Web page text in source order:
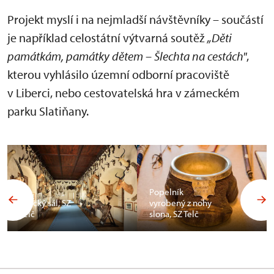
Projekt myslí i na nejmladší návštěvníky – součástí
je například celostátní výtvarná soutěž„Děti
památkám, památky dětem – Šlechta na cestách",
kterou vyhlásilo územní odborní pracoviště
v Liberci, nebo cestovatelská hra v zámeckém
parku Slatiňany.
Africký sál, SZ
Telč
Popelník
vyrobený z nohy
slona, SZ Telč